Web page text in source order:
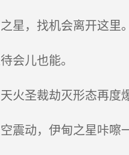
，找机会离开这里。
会儿也能。
圣裁劫灭形态再度
动，伊甸之星咔嚓